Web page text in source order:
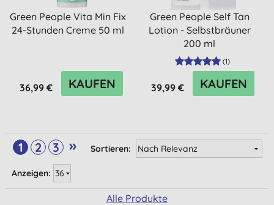
Green People Vita Min Fix
24-Stunden Creme 50 ml
36,99 € KAUFEN
Green People Self Tan
Lotion - Selbstbräuner
200 ml
(1)
39,99 € KAUFEN
1 2 3 » Sortieren:
Anzeigen:
Alle Produkte